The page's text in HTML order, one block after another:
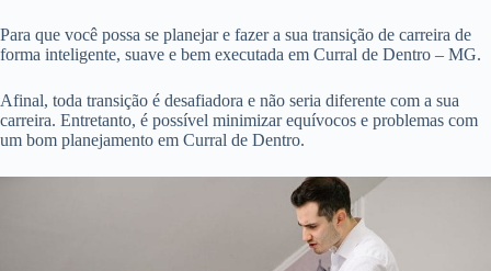
Para que você possa se planejar e fazer a sua transição de carreira de
forma inteligente, suave e bem executada em Curral de Dentro – MG.
Afinal, toda transição é desafiadora e não seria diferente com a sua
carreira. Entretanto, é possível minimizar equívocos e problemas com
um bom planejamento em Curral de Dentro.